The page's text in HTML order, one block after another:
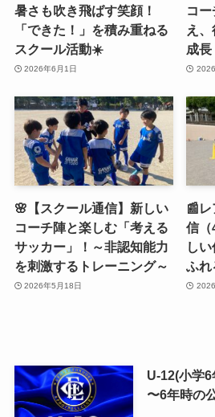
暑さも吹き飛ばす笑顔！
「できた！」を積み重ねる
スクール活動☀️
2026年6月1日
コ
え
成長
🌸【スクール通信】新しい
コーチ陣と楽しむ「考える
サッカー」！～非認知能力
を刺激するトレーニング～
2026年5月18日
📰
信（
し
ふれ
U-12(小学
〜6年時の